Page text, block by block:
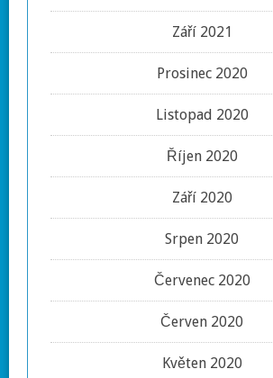
Září 2021
Prosinec 2020
Listopad 2020
Říjen 2020
Září 2020
Srpen 2020
Červenec 2020
Červen 2020
Květen 2020